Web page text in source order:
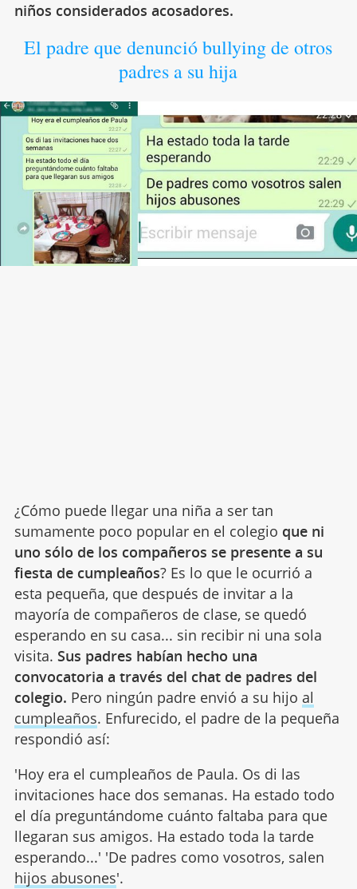
niños considerados acosadores.
El padre que denunció bullying de otros
padres a su hija
¿Cómo puede llegar una niña a ser tan
sumamente poco popular en el colegio que ni
uno sólo de los compañeros se presente a su
fiesta de cumpleaños? Es lo que le ocurrió a
esta pequeña, que después de invitar a la
mayoría de compañeros de clase, se quedó
esperando en su casa... sin recibir ni una sola
visita. Sus padres habían hecho una
convocatoria a través del chat de padres del
colegio. Pero ningún padre envió a su hijo al
cumpleaños. Enfurecido, el padre de la pequeña
respondió así:
'Hoy era el cumpleaños de Paula. Os di las
invitaciones hace dos semanas. Ha estado todo
el día preguntándome cuánto faltaba para que
llegaran sus amigos. Ha estado toda la tarde
esperando...' 'De padres como vosotros, salen
hijos abusones'.